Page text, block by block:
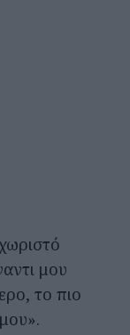
μου
το πιο